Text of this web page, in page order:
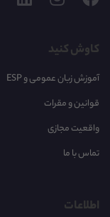
کاوش کنید
آموزش زبان عمومی و ESP
قوانین و مقرات
واقعیت مجازی
تماس با ما
اطلاعات